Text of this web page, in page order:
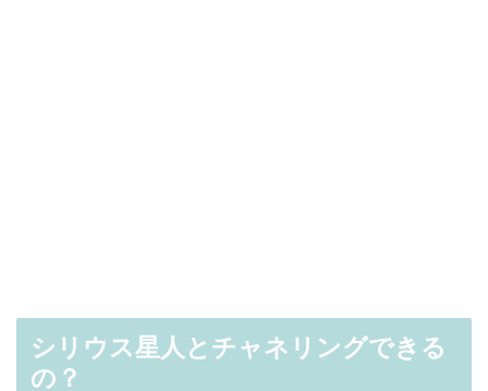
シリウス星人とチャネリングできる
の？